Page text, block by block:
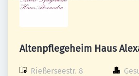
Altenpflegeheim Haus
Rießerseestr. 8